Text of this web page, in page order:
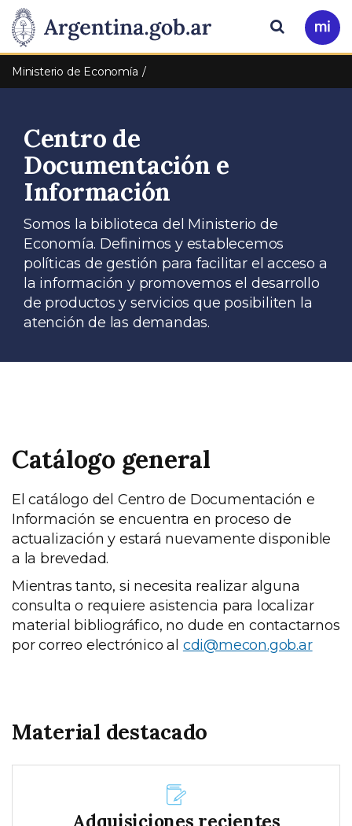
Presidencia
de
Nación
Pasar al contenido principal
Ir
a
Buscar
Ministerio de Economía
Centro de
Documentación e
Información
Somos la biblioteca del Ministerio de
Economía. Definimos y establecemos
políticas de gestión para facilitar el acceso a
la información y promovemos el desarrollo
de productos y servicios que posibiliten la
atención de las demandas.
Catálogo general
El catálogo del Centro de Documentación e
Información se encuentra en proceso de
actualización y estará nuevamente disponible
a la brevedad.
Mientras tanto, si necesita realizar alguna
consulta o requiere asistencia para localizar
material bibliográfico, no dude en contactarnos
por correo electrónico al cdi@mecon.gob.ar
Material destacado
Adquisiciones recientes